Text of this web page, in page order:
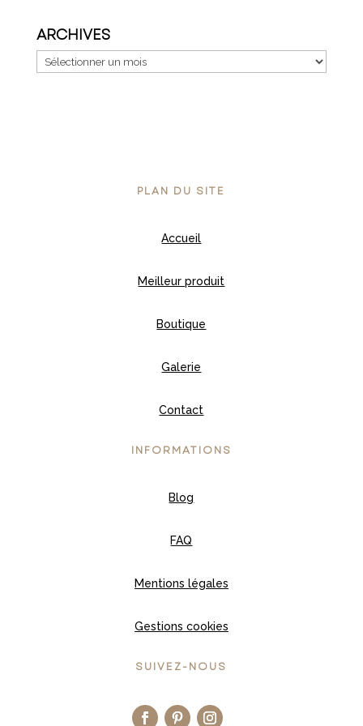
ARCHIVES
Archives
PLAN DU SITE
Accueil
Meilleur produit
Boutique
Galerie
Contact
INFORMATIONS
Blog
FAQ
Mentions légales
Gestions cookies
SUIVEZ-NOUS